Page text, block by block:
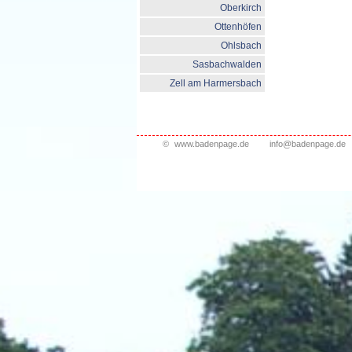
Oberkirch
Ottenhöfen
Ohlsbach
Sasbachwalden
Zell am Harmersbach
© www.badenpage.de info@badenpage.de